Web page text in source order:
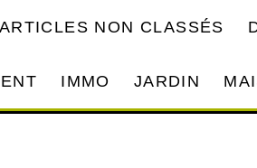
ARTICLES NON CLASSÉS
IMMO JARDIN